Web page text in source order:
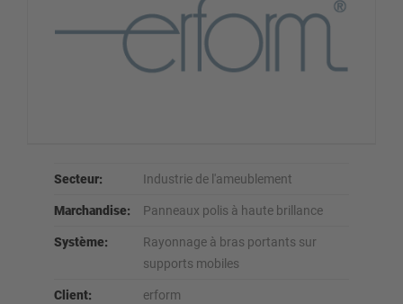
Secteur: Industrie de l'ameublement
Marchandise: Panneaux polis à haute brillance
Système:
Rayonnage à bras portants sur
supports mobiles
Client: erform